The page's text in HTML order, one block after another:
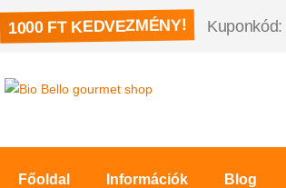
1000 FT KEDVEZMÉNY! Kuponkód:
Főoldal Információk Blog